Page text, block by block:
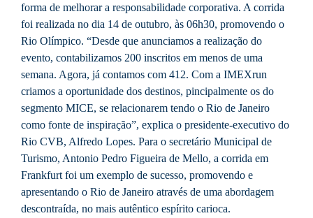
forma de melhorar a responsabilidade corporativa. A corrida
foi realizada no dia 14 de outubro, às 06h30, promovendo o
Rio Olímpico. “Desde que anunciamos a realização do
evento, contabilizamos 200 inscritos em menos de uma
semana. Agora, já contamos com 412. Com a IMEXrun
criamos a oportunidade dos destinos, pincipalmente os do
segmento MICE, se relacionarem tendo o Rio de Janeiro
como fonte de inspiração”, explica o presidente-executivo do
Rio CVB, Alfredo Lopes. Para o secretário Municipal de
Turismo, Antonio Pedro Figueira de Mello, a corrida em
Frankfurt foi um exemplo de sucesso, promovendo e
apresentando o Rio de Janeiro através de uma abordagem
descontraída, no mais autêntico espírito carioca.